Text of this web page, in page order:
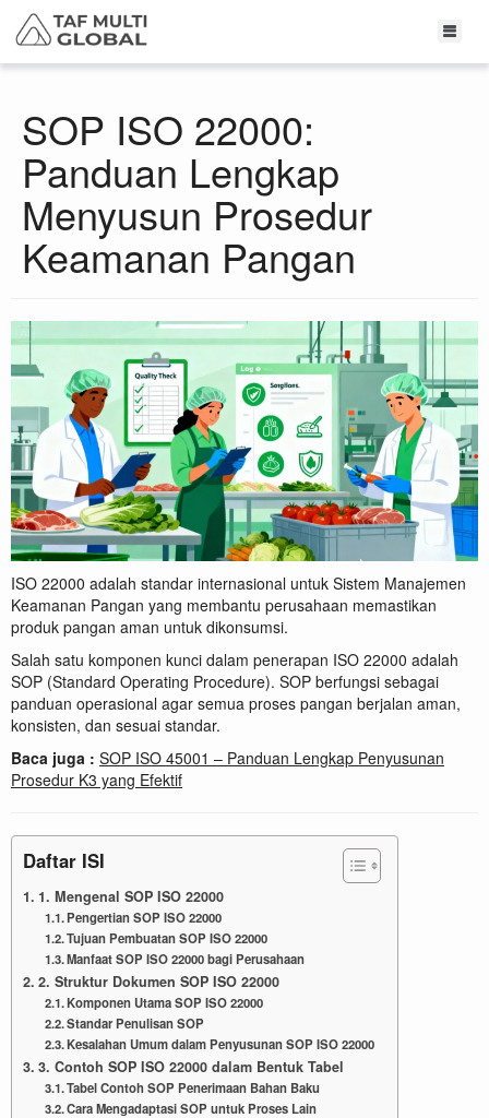
SOP ISO 22000:
Panduan Lengkap
Menyusun Prosedur
Keamanan Pangan
ISO 22000 adalah standar internasional untuk Sistem Manajemen
Keamanan Pangan yang membantu perusahaan memastikan
produk pangan aman untuk dikonsumsi.
Salah satu komponen kunci dalam penerapan ISO 22000 adalah
SOP (Standard Operating Procedure). SOP berfungsi sebagai
panduan operasional agar semua proses pangan berjalan aman,
konsisten, dan sesuai standar.
Baca juga : SOP ISO 45001 – Panduan Lengkap Penyusunan
Prosedur K3 yang Efektif
Daftar ISI
1. Mengenal SOP ISO 22000
Pengertian SOP ISO 22000
Tujuan Pembuatan SOP ISO 22000
Manfaat SOP ISO 22000 bagi Perusahaan
2. Struktur Dokumen SOP ISO 22000
Komponen Utama SOP ISO 22000
Standar Penulisan SOP
Kesalahan Umum dalam Penyusunan SOP ISO 22000
3. Contoh SOP ISO 22000 dalam Bentuk Tabel
Tabel Contoh SOP Penerimaan Bahan Baku
Cara Mengadaptasi SOP untuk Proses Lain